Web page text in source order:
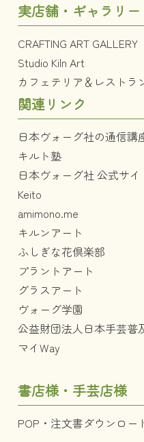
実店舗・ギャラリー
CRAFTING ART GALLERY
Studio Kiln Art
カフェテリア＆レストラ
関連リンク
日本ヴォーグ社の通信講
キルト塾
日本ヴォーグ社 公式サイ
Keito
amimono.me
キルンアート
ふしぎな花倶楽部
プラントアート
グラスアート
ヴォーグ学園
公益財団法人日本手芸普
マイWay
書店様・手芸店様
POP・注文書ダウンロー